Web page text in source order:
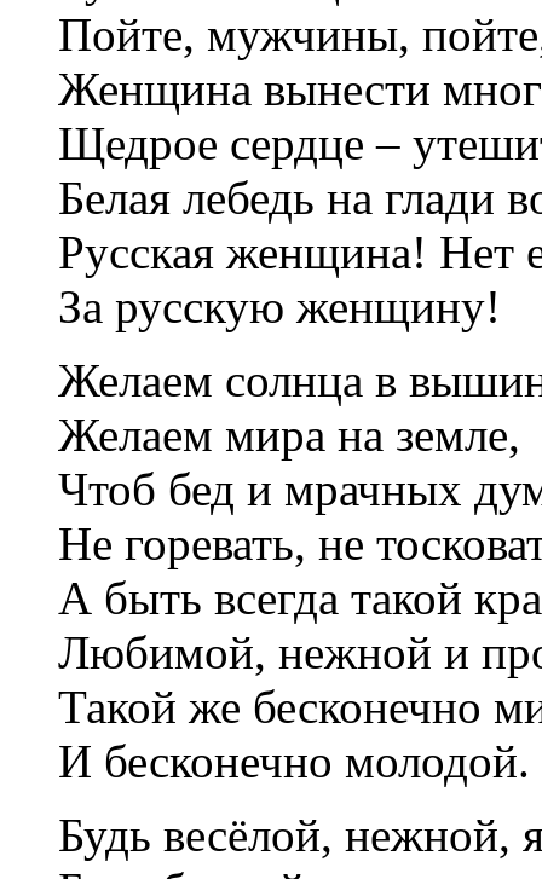
Пойте, мужчины,
Женщина вынести
Щедрое сердце –
Белая лебедь на глади
Русская женщина! Нет
За русскую женщину!
Желаем солнца в
Желаем мира на земле,
Чтоб бед и мрачных
Не горевать, не
А быть всегда такой
Любимой, нежной и
Такой же бесконечно
И бесконечно молодой.
Будь весёлой, нежной,